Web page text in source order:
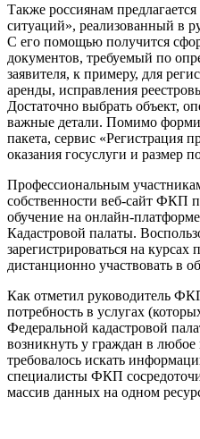
Также россиянам
ситуаций», реализованный в
С его помощью получится
документов, требуемый по
заявителя, к примеру, для
аренды, исправления
Достаточно выбрать объект,
важные детали. Помимо
пакета, сервис «Регистрация
оказания госуслуги и размер
Профессиональным
собственности веб-сайт ФКП
обучение на онлайн-
Кадастровой палаты.
зарегистрироваться на
дистанционно участвовать в
Как отметил руководитель
потребность в услугах
Федеральной кадастровой
возникнуть у граждан в
требовалось искать
специалисты ФКП
массив данных на одном